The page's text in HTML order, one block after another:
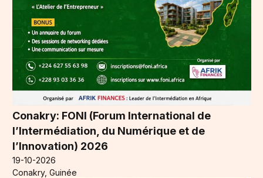
Conakry: FONI (Forum International de
l’Intermédiation, du Numérique et de
l’Innovation) 2026
19-10-2026
Conakry, Guinée